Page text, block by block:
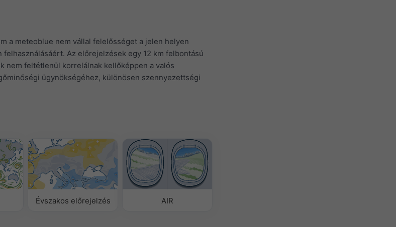
a meteoblue nem vállal felelősséget a jelen helyen
Az előrejelzések egy 12 km felbontású
nem feltétlenül korrelálnak kellőképpen a valós
ügynökségéhez, különösen szennyezettségi
Évszakos előrejelzés AIR